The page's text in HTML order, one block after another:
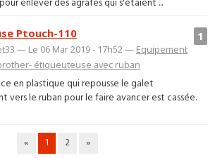
enlever des agrafes qui s'étaient ...
1
Ptouch-110
— Le 06 Mar 2019 - 17h52 — Equipement
étiqueuteuse avec ruban
en plastique qui repousse le galet
vers le ruban pour le faire avancer est cassée.
« 1 2 »